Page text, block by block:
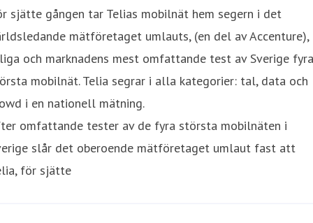
sjätte gången tar Telias mobilnät hem segern i det
mätföretaget umlauts, (en del av Accenture),
och marknadens mest omfattande test av Sverige fyra
mobilnät. Telia segrar i alla kategorier: tal, data och
i en nationell mätning.
omfattande tester av de fyra största mobilnäten i
slår det oberoende mätföretaget umlaut fast att
för sjätte